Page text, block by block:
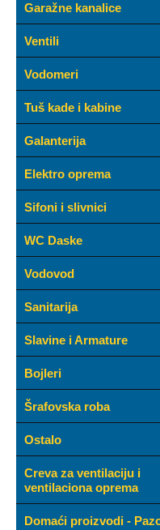
Garažne kanalice
Ventili
Vodomeri
Tuš kade i kabine
Galanterija
Elektro oprema
Sifoni i slivnici
WC Daske
Vodovod
Sanitarija
Slavine i Armature
Bojleri
Šrafovska roba
Ostalo
Creva za ventilaciju i
ventilaciona oprema
Domaći proizvodi -